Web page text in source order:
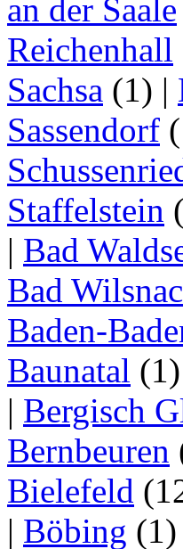
an der Saale
Reichenhall
Sachsa (1) |
Sassendorf
Staffelstein
| Bad
Bad
Baden-
Baunatal (1)
| Bergisch
Bernbeuren
Bielefeld
| Böbing (1)